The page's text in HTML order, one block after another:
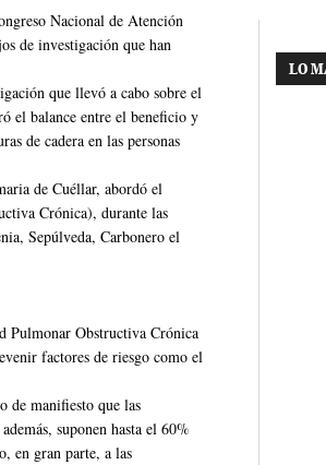
Nacional de Atención
de investigación que han
que llevó a cabo sobre el
el balance entre el beneficio y
de cadera en las personas
de Cuéllar, abordó el
Crónica), durante las
Sepúlveda, Carbonero el
Pulmonar Obstructiva Crónica
factores de riesgo como el
de manifiesto que las
suponen hasta el 60%
en gran parte, a las
LO